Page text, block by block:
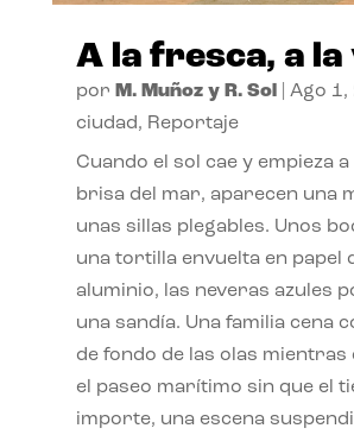
A la fresca, a la
por M. Muñoz y R. Sol| Ago 1,
ciudad, Reportaje
Cuando el sol cae y empieza
brisa del mar, aparecen una
unas sillas plegables. Unos
una tortilla envuelta en papel
aluminio, las neveras azules
una sandía. Una familia cena
de fondo de las olas mientras
el paseo marítimo sin que el
importe, una escena